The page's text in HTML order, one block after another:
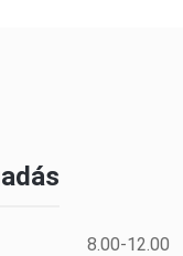
8.00-12.00